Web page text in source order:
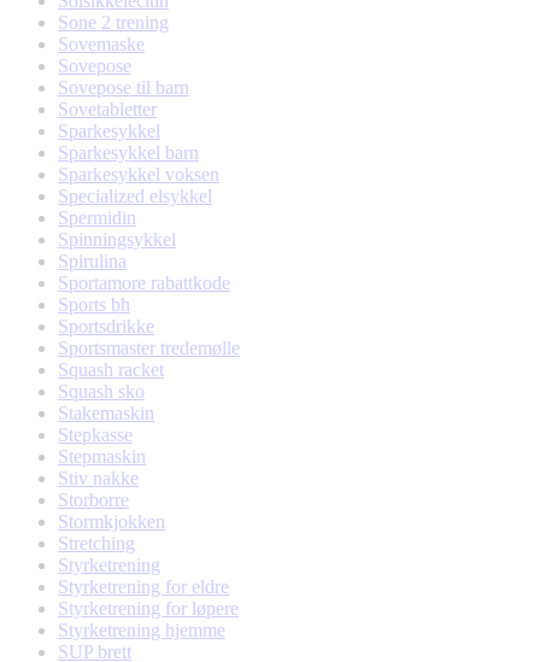
Sone 2 trening
Sovemaske
Sovepose
Sovepose til barn
Sovetabletter
Sparkesykkel
Sparkesykkel barn
Sparkesykkel voksen
Specialized elsykkel
Spermidin
Spinningsykkel
Spirulina
Sportamore rabattkode
Sports bh
Sportsdrikke
Sportsmaster tredemølle
Squash racket
Squash sko
Stakemaskin
Stepkasse
Stepmaskin
Stiv nakke
Storborre
Stormkjokken
Stretching
Styrketrening
Styrketrening for eldre
Styrketrening for løpere
Styrketrening hjemme
SUP brett